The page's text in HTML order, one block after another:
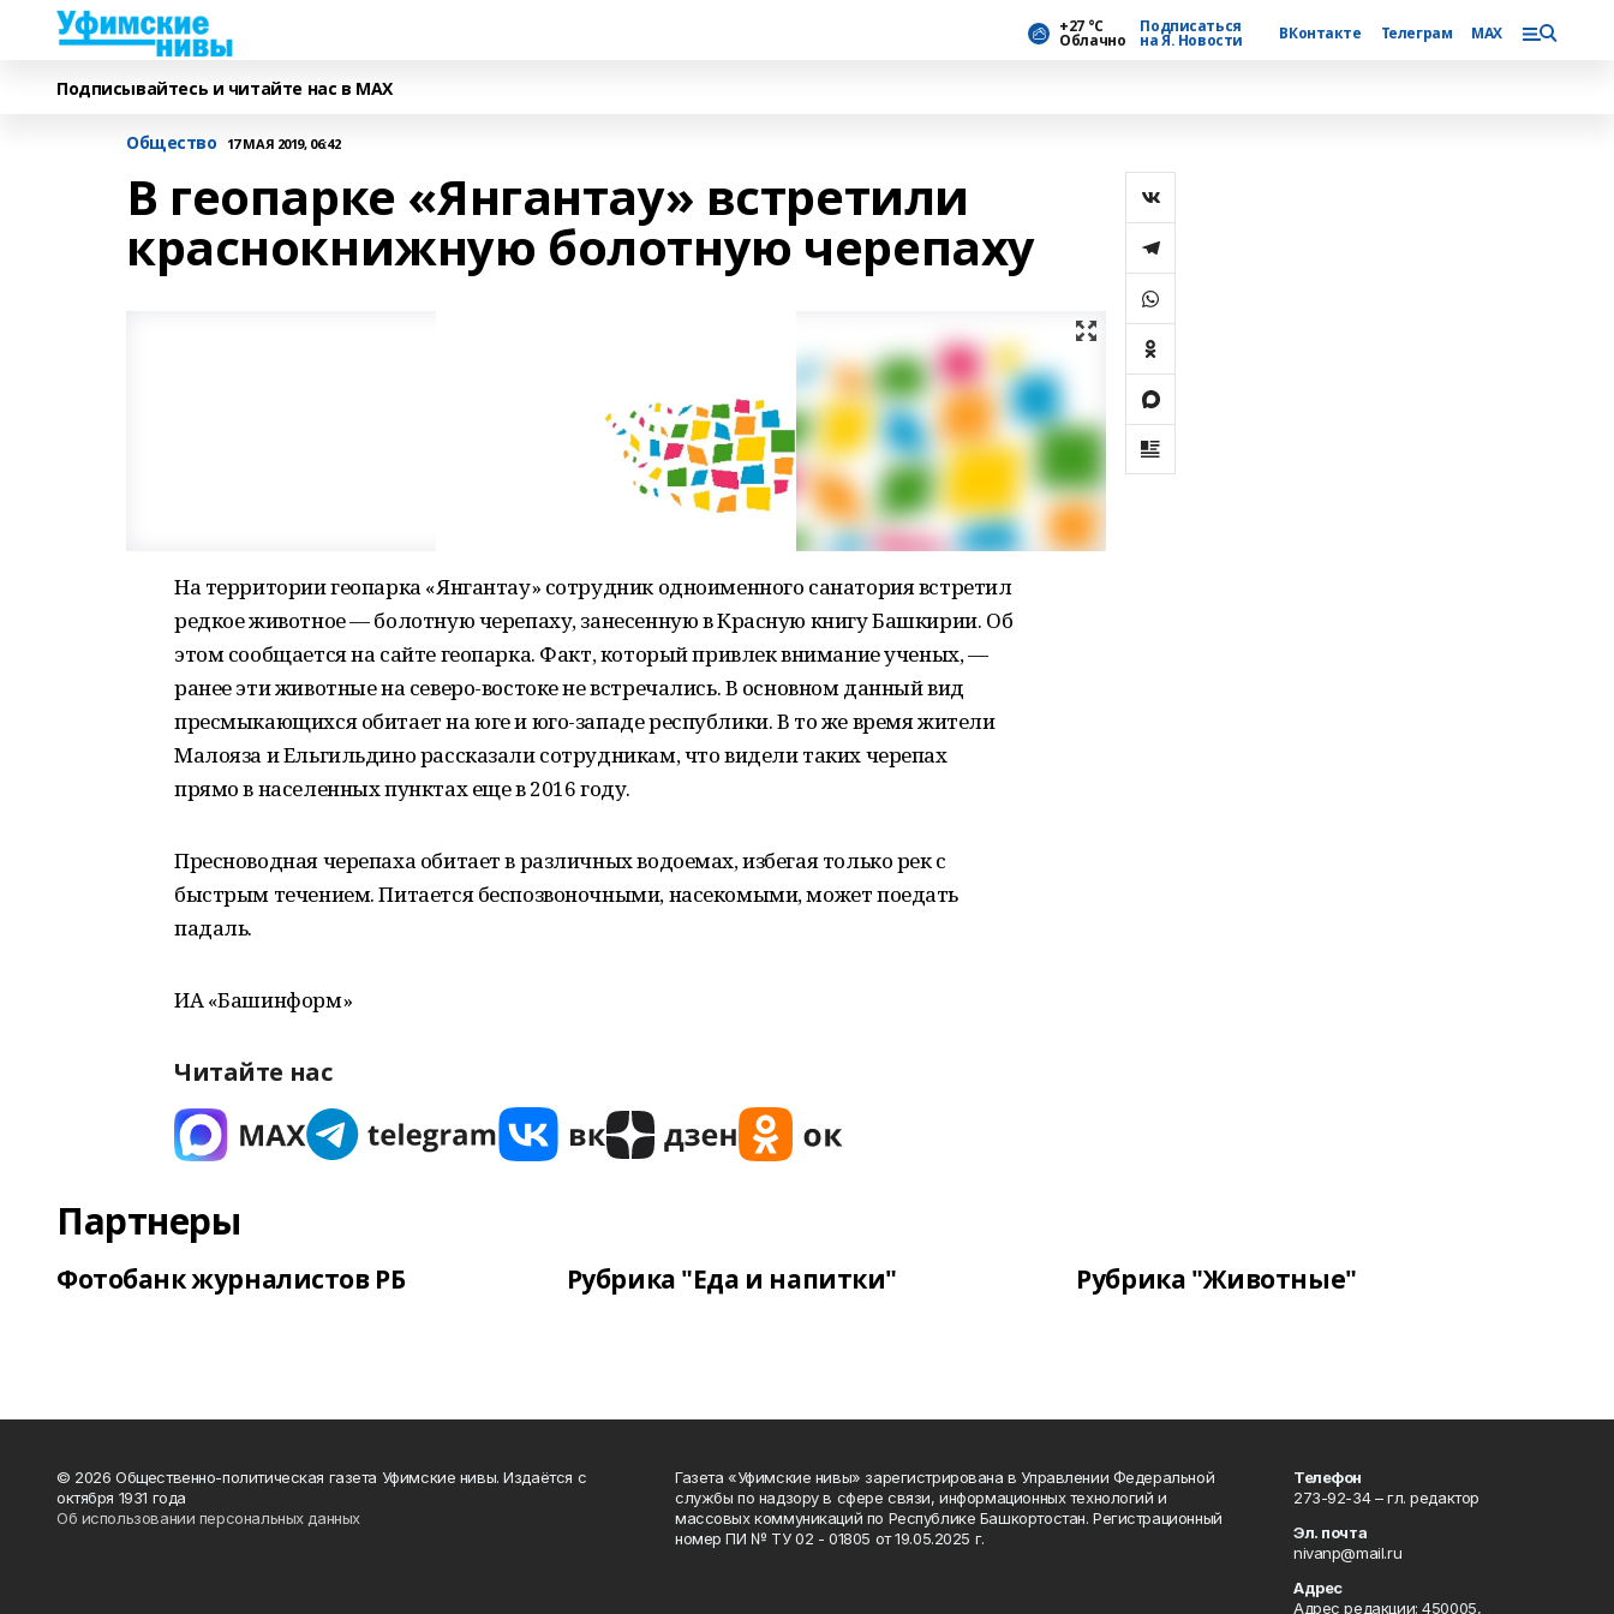
+27 °С
Облачно
Подписаться
на Я. Новости ВКонтакте Телеграм MAX
Подписывайтесь и читайте нас в MAX
Общество 17 МАЯ 2019, 06:42
В геопарке «Янгантау» встретили
краснокнижную болотную черепаху
На территории геопарка «Янгантау» сотрудник одноименного санатория встретил
редкое животное — болотную черепаху, занесенную в Красную книгу Башкирии. Об
этом сообщается на сайте геопарка. Факт, который привлек внимание ученых, —
ранее эти животные на северо-востоке не встречались. В основном данный вид
пресмыкающихся обитает на юге и юго-западе республики. В то же время жители
Малояза и Ельгильдино рассказали сотрудникам, что видели таких черепах
прямо в населенных пунктах еще в 2016 году.
Пресноводная черепаха обитает в различных водоемах, избегая только рек с
быстрым течением. Питается беспозвоночными, насекомыми, может поедать
падаль.
ИА «Башинформ»
Читайте нас
Партнеры
Фотобанк журналистов РБ Рубрика "Еда и напитки" Рубрика "Животные"
© 2026 Общественно-политическая газета Уфимские нивы. Издаётся с
октября 1931 года
Об использовании персональных данных
Газета «Уфимские нивы» зарегистрирована в Управлении Федеральной
службы по надзору в сфере связи, информационных технологий и
массовых коммуникаций по Республике Башкортостан. Регистрационный
номер ПИ № ТУ 02 - 01805 от 19.05.2025 г.
Телефон
273-92-34 – гл. редактор
Эл. почта
nivanp@mail.ru
Адрес
Адрес редакции: 450005,